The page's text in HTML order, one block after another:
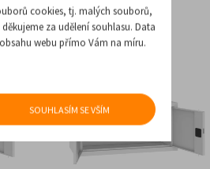
SKLADEM
cookies, tj. malých souborů,
za udělení souhlasu. Data
webu přímo Vám na míru.
SOUHLASÍM SE VŠÍM